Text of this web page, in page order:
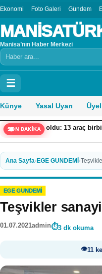
Ekonomi Foto Galeri Gündem
Manisa’nın Haber Merkezi
Arama
☰
Künye Yasal Uyarı
SON DAKİKA
oldu: 13 araç birbirine girdi
Ana Sayfa›EGE GUNDEMİ ›
EGE GUNDEMİ
Teşvikler
01.07.2021admin 3 dk okuma
11